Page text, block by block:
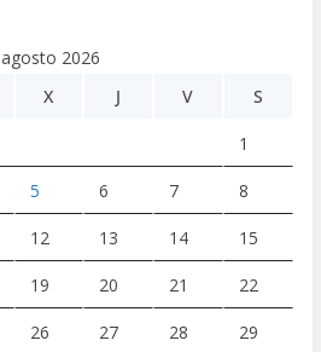
agosto 2026
X J V S
1
5 6 7 8
12 13 14 15
19 20 21 22
26 27 28 29